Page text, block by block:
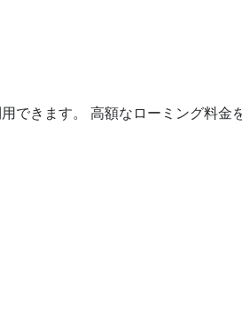
できます。 高額なローミング料金